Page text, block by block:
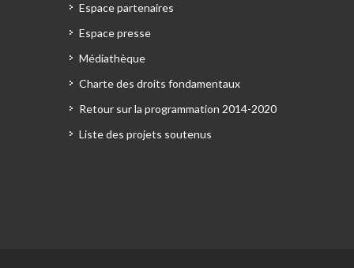
Espace partenaires
Espace presse
Médiathèque
Charte des droits fondamentaux
Retour sur la programmation 2014-2020
Liste des projets soutenus